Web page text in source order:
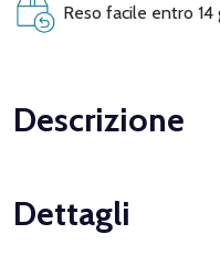
Reso facile entro
Descrizione
Dettagli